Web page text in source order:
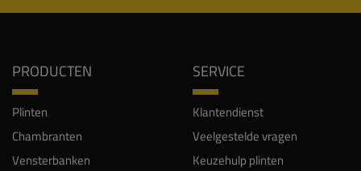
PRODUCTEN
Plinten
Chambranten
Vensterbanken
SERVICE
Klantendienst
Veelgestelde vragen
Keuzehulp plinten